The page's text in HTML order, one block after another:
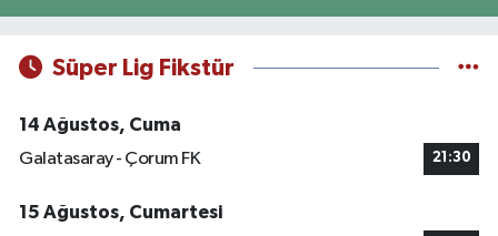
Süper Lig Fikstür
14 Ağustos, Cuma
Galatasaray - Çorum FK
21:30
15 Ağustos, Cumartesi